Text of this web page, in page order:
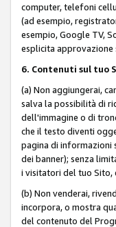
computer, telefoni
(ad esempio,
esempio, Google TV,
esplicita
6. Contenuti sul tuo
(a) Non aggiungerai,
salva la possibilità di
dell'immagine o di
che il testo diventi
pagina di informazioni
dei banner); senza
i visitatori del tuo Sito,
(b) Non venderai,
incorpora, o mostra
del contenuto del